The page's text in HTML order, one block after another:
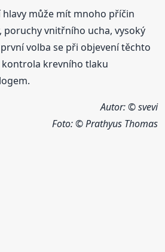
může mít mnoho příčin
poruchy vnitřního ucha, vysoký
volba se při objevení těchto
krevního tlaku
Autor: © svevi
Foto:© Prathyus Thomas